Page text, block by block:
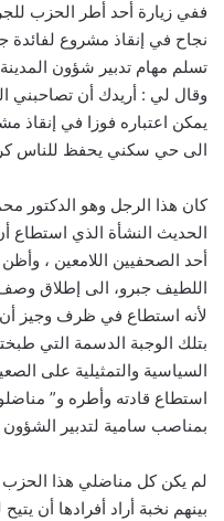
ففي زيارة أحد أطر الحزب
نجاح في إنقاذ مشروع لفائدة
تسلم مهام تدبير شؤون
وقال لي : أريدك أن تصاحبني
يمكن اعتباره فوزا في إنقاذ
الى حي سكني يحفظ للناس
كان هذا الرجل وهو الدكتور
الحديث النشأة الذي استطاع
أحد الصحفيين اللامعين ،
اللطيف جبرو، الى إطلاق
لأنه استطاع في ظرف وجيز
بتلك الوجبة الدسمة التي
السياسية والتمثيلية على
استطاع قادته وأطره و”
بمناصب سامية لتدبير الشؤون
لم يكن كل مناضلي هذا الحزب
بينهم نخبة أراد أفرادها أن